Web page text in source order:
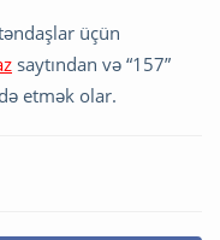
üçün
saytından və “157”
etmək olar.